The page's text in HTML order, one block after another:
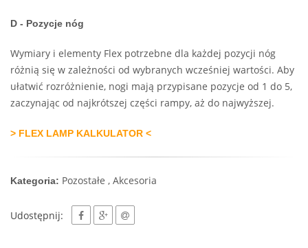
D - Pozycje nóg
Wymiary i elementy Flex potrzebne dla każdej pozycji nóg
różnią się w zależności od wybranych wcześniej wartości. Aby
ułatwić rozróżnienie, nogi mają przypisane pozycje od 1 do 5,
zaczynając od najkrótszej części rampy, aż do najwyższej.
> FLEX LAMP KALKULATOR <
Kategoria: Pozostałe , Akcesoria
Udostępnij: